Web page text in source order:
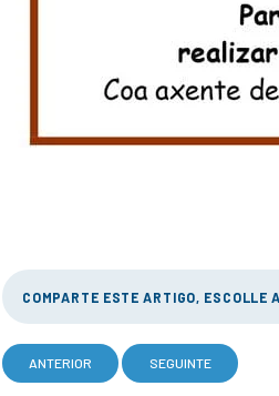
COMPARTE ESTE ARTIGO, ESCOLLE
ANTERIOR SEGUINTE